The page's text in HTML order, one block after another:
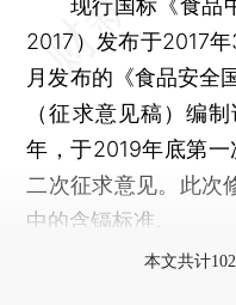
现行国标《食品
2017）发布于2017
月发布的《食品安全
（征求意见稿）编
年，于2019年底第
二次征求意见。此次
中的含镉标准。
本文共计